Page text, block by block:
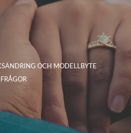
OCH MODELLBYTE